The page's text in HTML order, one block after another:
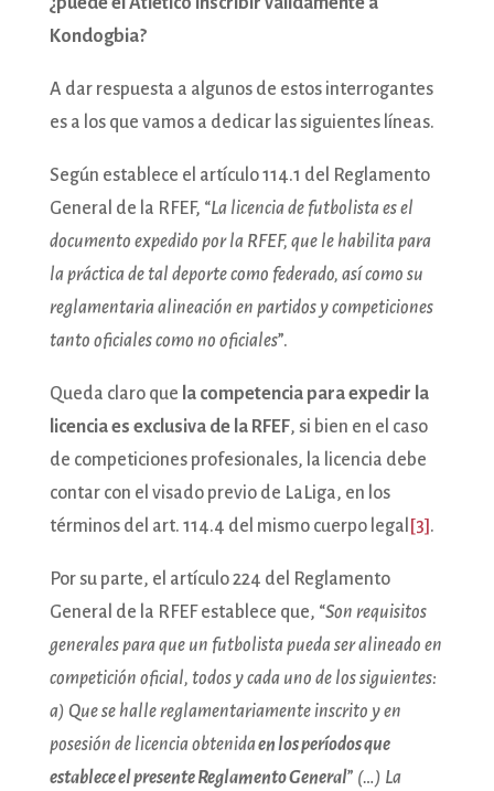
Kondogbia?
A dar respuesta a algunos de estos interrogantes
es a los que vamos a dedicar las siguientes líneas.
Según establece el artículo 114.1 del Reglamento
General de la RFEF, “La licencia de futbolista es el
documento expedido por la RFEF, que le habilita para
la práctica de tal deporte como federado, así como su
reglamentaria alineación en partidos y competiciones
tanto oficiales como no oficiales”.
Queda claro que la competencia para expedir la
licencia es exclusiva de la RFEF, si bien en el caso
de competiciones profesionales, la licencia debe
contar con el visado previo de LaLiga, en los
términos del art. 114.4 del mismo cuerpo legal [3] .
Por su parte, el artículo 224 del Reglamento
General de la RFEF establece que, “Son requisitos
generales para que un futbolista pueda ser alineado en
competición oficial, todos y cada uno de los siguientes:
a) Que se halle reglamentariamente inscrito y en
posesión de licencia obtenidaen los períodos que
establece el presente Reglamento General” (…) La